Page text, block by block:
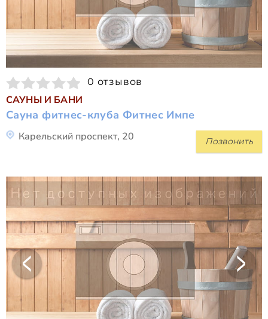
0 отзывов
САУНЫ И БАНИ
Сауна фитнес-клуба Фитнес Импе
Позвонить
Карельский проспект, 20